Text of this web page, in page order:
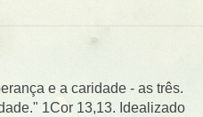
e a caridade - as três.
1Cor 13,13. Idealizado